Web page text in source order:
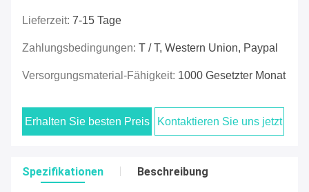
Lieferzeit: 7-15 Tage
Zahlungsbedingungen: T / T, Western Union, Paypal
Versorgungsmaterial-Fähigkeit: 1000 Gesetzter Monat
Erhalten Sie besten Preis Kontaktieren Sie uns jetzt
Spezifikationen Beschreibung